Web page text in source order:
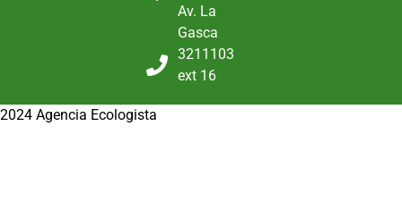
Av. La
Gasca
3211103
ext 16
2024 Agencia Ecologista